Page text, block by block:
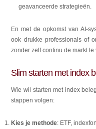
geavanceerde strategieën.
En met de opkomst van AI-
ook drukke professionals of
zonder zelf continu de markt te
Slim starten met index
Wie wil starten met index
stappen volgen:
Kies je methode: ETF,